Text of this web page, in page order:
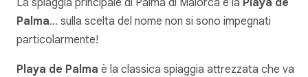
Palma… sulla scelta del nome non si sono impegnati
particolarmente!
Playa de Palma è la classica spiaggia attrezzata che va